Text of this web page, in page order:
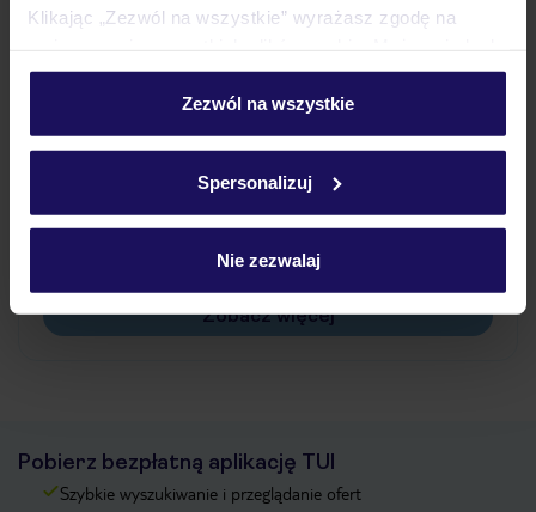
Klikając „Zezwól na wszystkie” wyrażasz zgodę na
personalizować swój wybór wchodząc w zakładkę
Szczegółowe informacje o plikach cookie znajdziesz
Zezwól na wszystkie
Spersonalizuj
Nie zezwalaj
Często zadawane pytania
Jak zmienić uczestników/osobę zgłaszającą?
Czy w Hotelu będzie przedstawiciel TUI?
pokładowe/bilety lotnicze?
Zobacz więcej
Pobierz bezpłatną aplikację TUI
Szybkie wyszukiwanie i przeglądanie ofert